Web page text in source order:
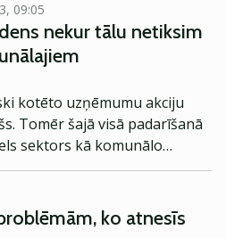
09:05
nekur tālu netiksim
kotēto uzņēmumu akciju
Tomēr šajā visā padarīšanā
sektors kā komunālo
gan nenozīmē, ka šajā
un interesantas
ko atnesīs